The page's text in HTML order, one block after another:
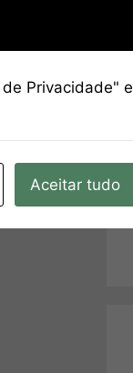
Privacidade" e
Aceitar tudo